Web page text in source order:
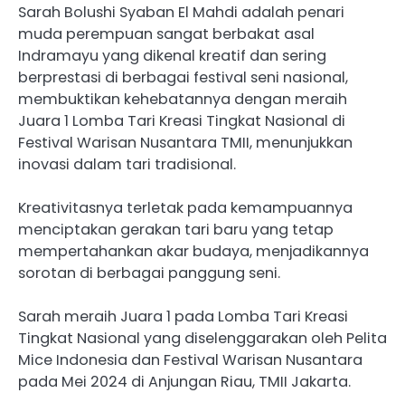
Sarah Bolushi Syaban El Mahdi adalah penari
muda perempuan sangat berbakat asal
Indramayu yang dikenal kreatif dan sering
berprestasi di berbagai festival seni nasional,
membuktikan kehebatannya dengan meraih
Juara 1 Lomba Tari Kreasi Tingkat Nasional di
Festival Warisan Nusantara TMII, menunjukkan
inovasi dalam tari tradisional.
Kreativitasnya terletak pada kemampuannya
menciptakan gerakan tari baru yang tetap
mempertahankan akar budaya, menjadikannya
sorotan di berbagai panggung seni.
Sarah meraih Juara 1 pada Lomba Tari Kreasi
Tingkat Nasional yang diselenggarakan oleh Pelita
Mice Indonesia dan Festival Warisan Nusantara
pada Mei 2024 di Anjungan Riau, TMII Jakarta.